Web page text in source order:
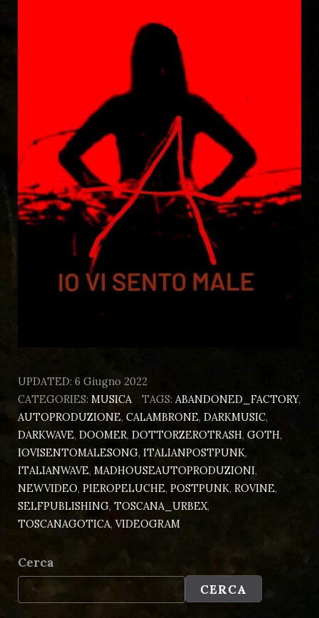
UPDATED: 6 Giugno 2022
CATEGORIES: MUSICA TAGS:ABANDONED_FACTORY,
AUTOPRODUZIONE, CALAMBRONE, DARKMUSIC,
DARKWAVE, DOOMER, DOTTORZEROTRASH, GOTH,
IOVISENTOMALESONG, ITALIANPOSTPUNK,
ITALIANWAVE, MADHOUSEAUTOPRODUZIONI,
NEWVIDEO, PIEROPELUCHE, POSTPUNK, ROVINE,
SELFPUBLISHING, TOSCANA_URBEX,
TOSCANAGOTICA, VIDEOGRAM
Cerca
CERCA